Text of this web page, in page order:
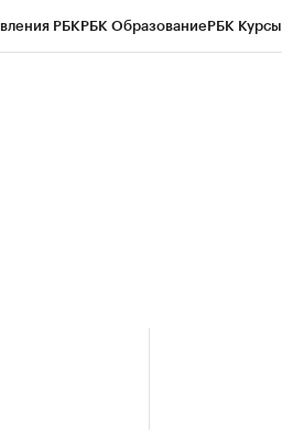
РБКРБК ОбразованиеРБК Курсы